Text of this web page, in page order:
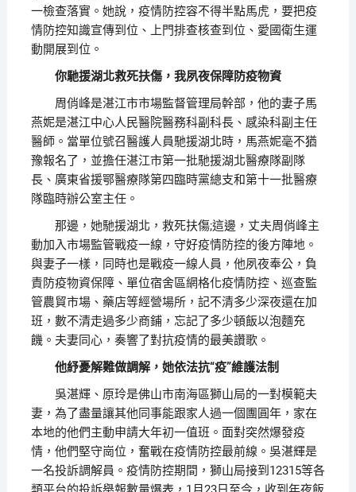
一檢查落實。她說，疫情防控容不得半點馬虎，要把疫
情防控知識宣傳到位、上門排查核查到位、愛國衛生運
動開展到位。
你馳援湖北救死扶傷，我夙夜保障防疫物資
周俏峰是湛江市市場監督管理局幹部，他的妻子馬
燕妮是湛江中心人民醫院醫務科副科長、感染科副主任
醫師。當單位號召醫護人員馳援湖北時，馬燕妮毫不猶
豫報名了，並擔任湛江市第一批馳援湖北醫療隊副隊
長、廣東省援鄂醫療隊第四臨時黨總支和第十一批醫療
隊臨時辦公室主任。
那邊，她馳援湖北，救死扶傷;這邊，丈夫周俏峰主
動加入市場監管戰疫一線，守好疫情防控的後方陣地。
與妻子一樣，同時也是戰疫一線人員，他夙夜奉公，負
責防疫物資保障、單位宿舍區網格化疫情防控、巡查監
管農貿市場、藥店等經營場所，記不清多少深夜還在加
班，數不清走過多少商鋪，忘記了多少頓飯以泡麵充
饑。夫妻同心，奏響了對抗疫情的最美讚歌。
他紓憂解難做調解，她依法抗“疫”維護法制
吳湛輝、原玲是佛山市南海區獅山局的一對模範夫
妻，為了盡量讓其他同事能跟家人過一個團圓年，家在
本地的他們主動申請大年初一值班。面對突然爆發疫
情，他們堅守崗位，奮戰在疫情防控最前線。吳湛輝是
一名投訴調解員。疫情防控期間，獅山局接到12315等各